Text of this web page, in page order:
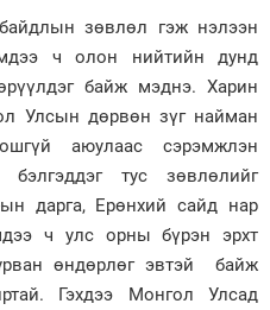
зөвлөл гэж нэлээн
ч олон нийтийн дунд
байж мэднэ. Харин
Улсын дөрвөн зүг найман
аюулаас сэрэмжлэн
бэлгэддэг тус зөвлөлийг
дарга, Ерөнхий сайд нар
ч улс орны бүрэн эрхт
өндөрлөг эвтэй байж
Гэхдээ Монгол Улсад